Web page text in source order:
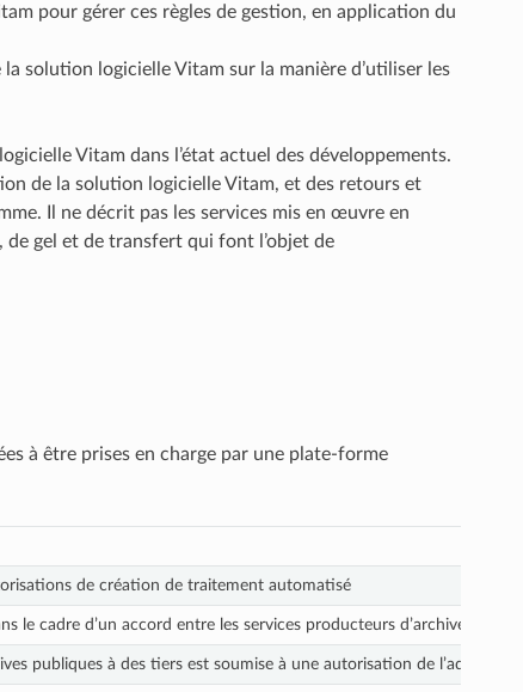
pour gérer ces règles de gestion, en application du
solution logicielle Vitam sur la manière d’utiliser les
Vitam dans l’état actuel des développements.
de la solution logicielle Vitam, et des retours et
Il ne décrit pas les services mis en œuvre en
de gel et de transfert qui font l’objet de
à être prises en charge par une plate-forme
de création de traitement automatisé
le cadre d’un accord entre les services producteurs d’archives et les
publiques à des tiers est soumise à une autorisation de